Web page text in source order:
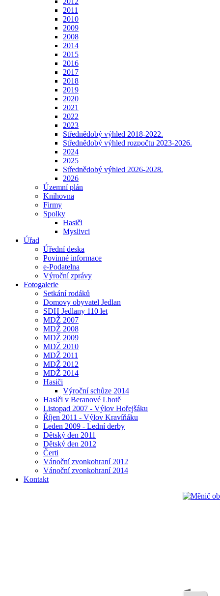
2011
2010
2009
2008
2014
2015
2016
2017
2018
2019
2020
2021
2022
2023
Střednědobý výhled 2018-2022.
Střednědobý výhled rozpočtu 2023-2026.
2024
2025
Střednědobý výhled 2026-2028.
2026
Územní plán
Knihovna
Firmy
Spolky
Hasiči
Myslivci
Úřad
Úřední deska
Povinné informace
e-Podatelna
Výroční zprávy
Fotogalerie
Setkání rodáků
Domovy obyvatel Jedlan
SDH Jedlany 110 let
MDŽ 2007
MDŽ 2008
MDŽ 2009
MDŽ 2010
MDŽ 2011
MDŽ 2012
MDŽ 2014
Hasiči
Výroční schůze 2014
Hasiči v Beranové Lhotě
Listopad 2007 - Výlov Hořejšáku
Říjen 2011 - Výlov Kravíňáku
Leden 2009 - Lední derby
Dětský den 2011
Dětský den 2012
Čerti
Vánoční zvonkohraní 2012
Vánoční zvonkohraní 2014
Kontakt